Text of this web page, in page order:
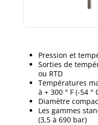
Pression et
Sorties de
ou RTD
Températures
à + 300 ° F (-54 °
Diamètre
Les gammes
(3,5 à 690 bar)